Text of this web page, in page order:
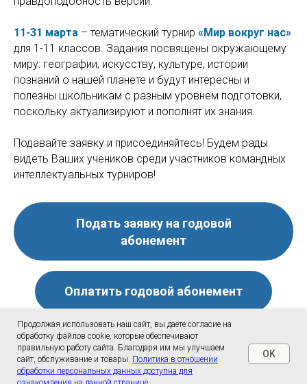
11-31 марта – тематический турнир «Мир вокруг нас»
для 1-11 классов. Задания посвящены окружающему
миру: географии, искусству, культуре, истории
познаний о нашей планете и будут интересны и
полезны школьникам с разным уровнем подготовки,
поскольку актуализируют и пополнят их знания.
Подавайте заявку и присоединяйтесь! Будем рады
видеть Ваших учеников среди участников командных
интеллектуальных турниров!
Подать заявку на годовой
абонемент
Оплатить годовой абонемент
Продолжая использовать наш сайт, вы даете согласие на
обработку файлов cookie, которые обеспечивают
правильную работу сайта. Благодаря им мы улучшаем
сайт, обслуживание и товары. Политика в отношении
обработки персональных данных доступна для
OK